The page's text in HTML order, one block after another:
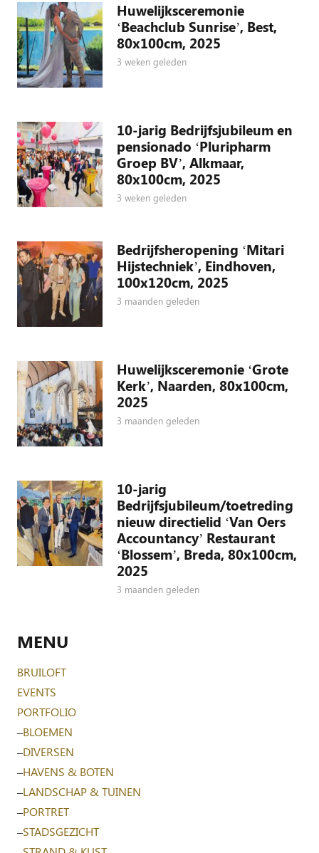
Huwelijksceremonie
‘Beachclub Sunrise’, Best,
80x100cm, 2025
3 weken geleden
10-jarig Bedrijfsjubileum en
pensionado ‘Pluripharm
Groep BV’, Alkmaar,
80x100cm, 2025
3 weken geleden
Bedrijfsheropening ‘Mitari
Hijstechniek’, Eindhoven,
100x120cm, 2025
3 maanden geleden
Huwelijksceremonie ‘Grote
Kerk’, Naarden, 80x100cm,
2025
3 maanden geleden
10-jarig
Bedrijfsjubileum/toetreding
nieuw directielid ‘Van Oers
Accountancy’ Restaurant
‘Blossem’, Breda, 80x100cm,
2025
3 maanden geleden
MENU
BRUILOFT
EVENTS
PORTFOLIO
–BLOEMEN
–DIVERSEN
–HAVENS & BOTEN
–LANDSCHAP & TUINEN
–PORTRET
–STADSGEZICHT